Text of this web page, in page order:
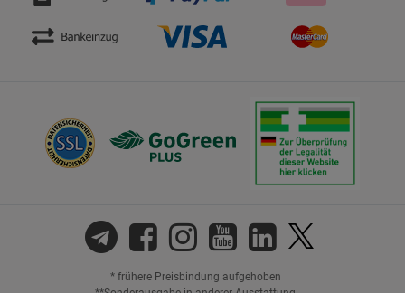
* frühere Preisbindung aufgehoben